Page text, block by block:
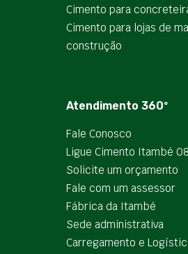
Cimento para
Cimento para lojas de
construção
Atendimento 360º
Fale Conosco
Ligue Cimento Itambé
Solicite um orçamento
Fale com um assessor
Fábrica da Itambé
Sede administrativa
Carregamento e